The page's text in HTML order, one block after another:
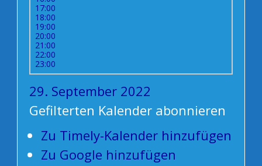
17:00
18:00
19:00
20:00
21:00
22:00
23:00
29. September 2022
Gefilterten Kalender abonnieren
Zu Timely-Kalender hinzufügen
Zu Google hinzufügen